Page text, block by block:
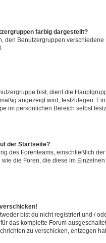
farbig dargestellt?
den Benutzergruppen
bist, dient die
angezeigt wird, festzulegen.
im persönlichen Bereich selbst
der Startseite?
des Forenteams, einschließlich
die Foren, die diese im
bist du nicht registriert und /
das komplette Forum
zu verschicken, entzogen